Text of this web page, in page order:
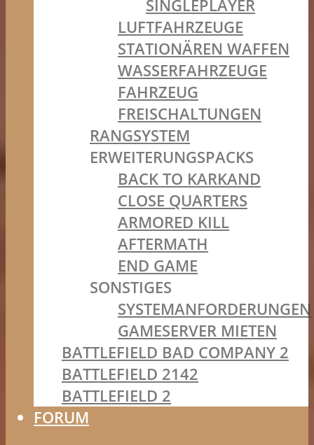
SINGLEPLAYER
LUFTFAHRZEUGE
STATIONÄREN WAFFEN
WASSERFAHRZEUGE
FAHRZEUG
FREISCHALTUNGEN
RANGSYSTEM
ERWEITERUNGSPACKS
BACK TO KARKAND
CLOSE QUARTERS
ARMORED KILL
AFTERMATH
END GAME
SONSTIGES
SYSTEMANFORDERUNGEN
GAMESERVER MIETEN
BATTLEFIELD BAD COMPANY 2
BATTLEFIELD 2142
BATTLEFIELD 2
FORUM